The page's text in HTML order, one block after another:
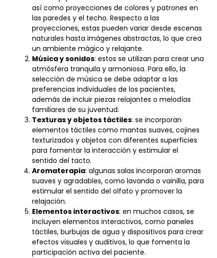
así como proyecciones de colores y patrones en
las paredes y el techo. Respecto a las
proyecciones, estas pueden variar desde escenas
naturales hasta imágenes abstractas, lo que crea
un ambiente mágico y relajante.
Música y sonidos: estos se utilizan para crear una
atmósfera tranquila y armoniosa. Para ello, la
selección de música se debe adaptar a las
preferencias individuales de los pacientes,
además de incluir piezas relajantes o melodías
familiares de su juventud.
Texturas y objetos táctiles: se incorporan
elementos táctiles como mantas suaves, cojines
texturizados y objetos con diferentes superficies
para fomentar la interacción y estimular el
sentido del tacto.
Aromaterapia: algunas salas incorporan aromas
suaves y agradables, como lavanda o vainilla, para
estimular el sentido del olfato y promover la
relajación.
Elementos interactivos: en muchos casos, se
incluyen elementos interactivos, como paneles
táctiles, burbujas de agua y dispositivos para crear
efectos visuales y auditivos, lo que fomenta la
participación activa del paciente.